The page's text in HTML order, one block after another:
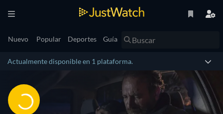
Nuevo Popular Deportes Guía
Actualmente disponible en 1 plataforma.